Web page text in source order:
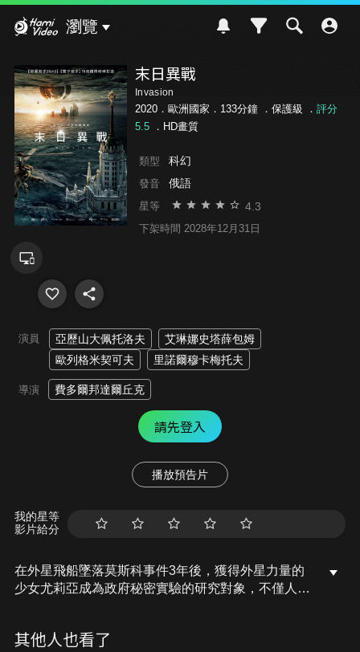
瀏覽
末日異戰
Invasion
2020．歐洲國家．133分鐘 ． 保護級 ． 評分
5.5．HD畫質
類型 科幻
發音 俄語
星等 4.3
下架時間 2028年12月31日
演員 亞歷山大佩托洛夫
艾琳娜史塔薛包姆
歐列格米契可夫
里諾爾穆卡梅托夫
導演 費多爾邦達爾丘克
請先登入
播放預告片
我的星等
影片給分
在外星飛船墜落莫斯科事件3年後，獲得外星力量的
少女尤莉亞成為政府秘密實驗的研究對象，不僅人類
選擇決定自己該為誰而戰……
其他人也看了